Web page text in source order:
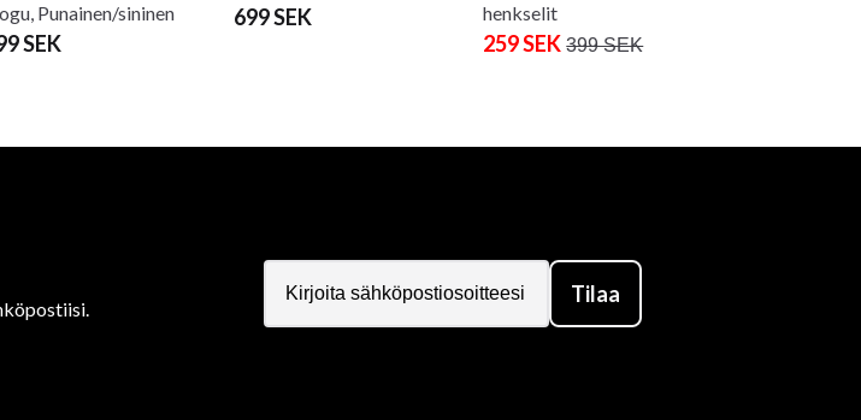
Punainen/sininen
SEK
699 SEK
henkselit
259 SEK 399 SEK
Tilaa